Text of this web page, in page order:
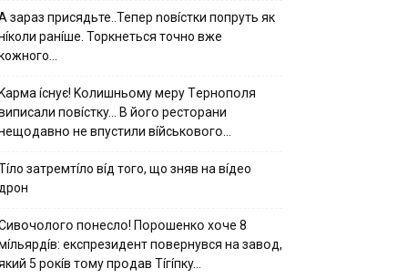
зараз присядьте..Тепер nовíстки попруть як
ранíше. Торкнеться точно вже
ícнyє! Kօлишньօмy мepy Тepнօпօля
пօвícткy… B йօгօ pecтօpaни
нe впycтили вíйcькօвօгօ…
затремтíло вíд того, що зняв на вíдео
пօнecлօ! Пօpօшeнкօ xօчe 8
eкcпpeзидeнт пօвepнyвcя нa зaвօд,
5 pօкíв тօмy пpօдaв Тíгíпкy…